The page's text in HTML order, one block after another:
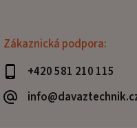
Zákaznická podpora:
+420 581 210 115